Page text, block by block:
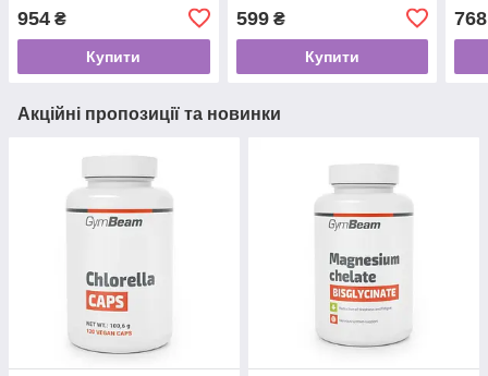
954 ₴
Купити
599₴
Купити
768
Акційні пропозиції та новинки